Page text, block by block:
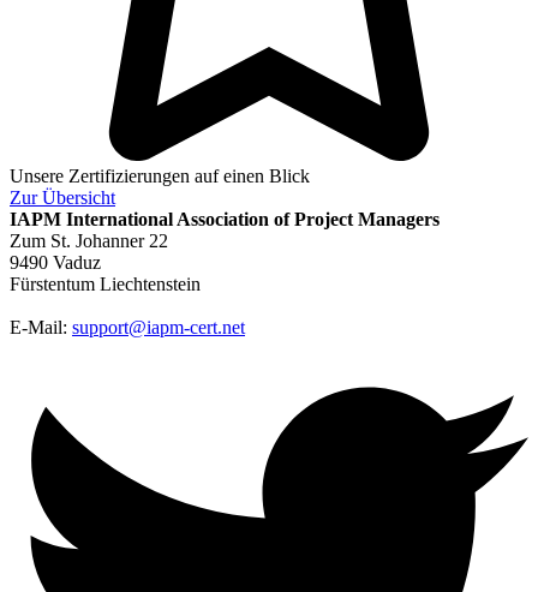
Unsere Zertifizierungen auf einen Blick
ZurÜbersicht
IAPM International Association of Project Managers
Zum St. Johanner 22
9490 Vaduz
Fürstentum Liechtenstein
E-Mail: support@iapm-cert.net